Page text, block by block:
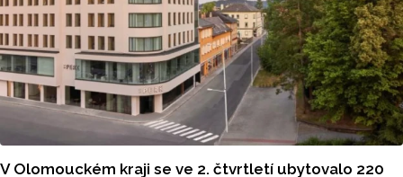
V Olomouckém kraji se ve 2. čtvrtletí ubytovalo 220